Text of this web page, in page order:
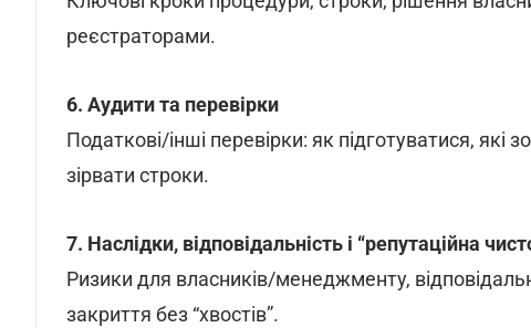
реєстраторами.
6. Аудити та перевірки
Податкові/інші перевірки: як підготуватися, які
зірвати строки.
7. Наслідки, відповідальність і “репутаційна
Ризики для власників/менеджменту,
закриття без “хвостів”.